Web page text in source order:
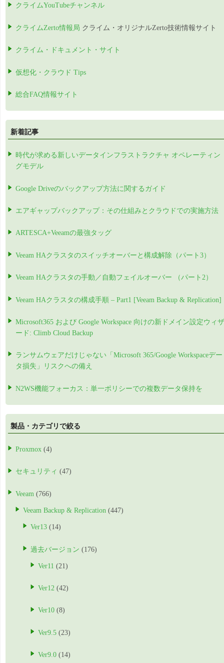
クライムYouTubeチャンネル
クライムZerto情報局 クライム・オリジナルZerto技術情報サイト
クライム・ドキュメント・サイト
仮想化・クラウド Tips
総合FAQ情報サイト
新着記事
時代が求める新しいデータインフラストラクチャ オペレーティン
グモデル
Google Driveのバックアップ方法に関するガイド
エアギャップバックアップ：その仕組みとクラウドでの実施方法
ARTESCA+Veeamの最強タッグ
Veeam HAクラスタのスイッチオーバーと構成解除（パート3）
Veeam HAクラスタの手動／自動フェイルオーバー （パート2）
Veeam HAクラスタの構成手順 – Part1 [Veeam Backup & Replication]
Microsoft365 および Google Workspace 向けの新ドメイン設定ウィザ
ード: Climb Cloud Backup
ランサムウェアだけじゃない「Microsoft 365/Google Workspaceデー
タ損失」リスクへの備え
N2WS機能フォーカス：単一ポリシーでの複数データ保持を
製品・カテゴリで絞る
Proxmox (4)
セキュリティ (47)
Veeam (766)
Veeam Backup & Replication (447)
Ver13 (14)
過去バージョン (176)
Ver11 (21)
Ver12 (42)
Ver10 (8)
Ver9.5 (23)
Ver9.0 (14)